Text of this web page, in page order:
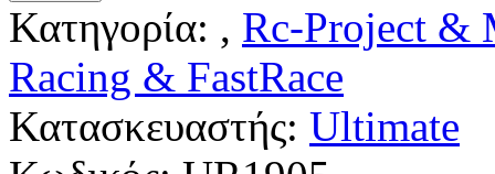
Κατηγορία: , Rc-Project &
Racing & FastRace
Κατασκευαστής: Ultimate